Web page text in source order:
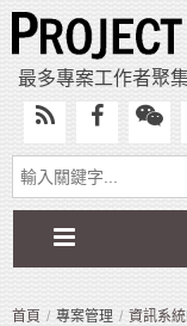
最多專案工作者聚
首頁 專案管理 資訊系